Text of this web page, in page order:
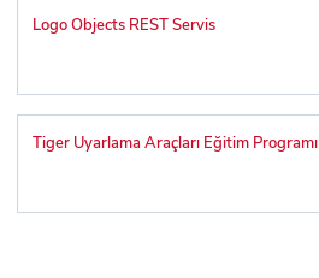
Logo Objects REST Servis
Tiger Uyarlama Araçları Eğitim Programı